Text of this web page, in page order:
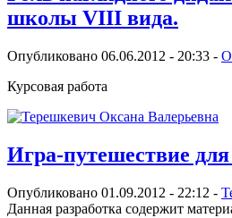
школы VIII вида.
Опубликовано 06.06.2012 - 20:33 -
Курсовая работа
Игра-путешествие
Опубликовано 01.09.2012 - 22:12 -
Данная разработка содержит